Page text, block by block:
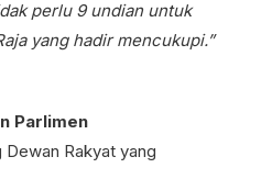
perlu 9 undian untuk
yang hadir mencukupi.”
Parlimen
Rakyat yang